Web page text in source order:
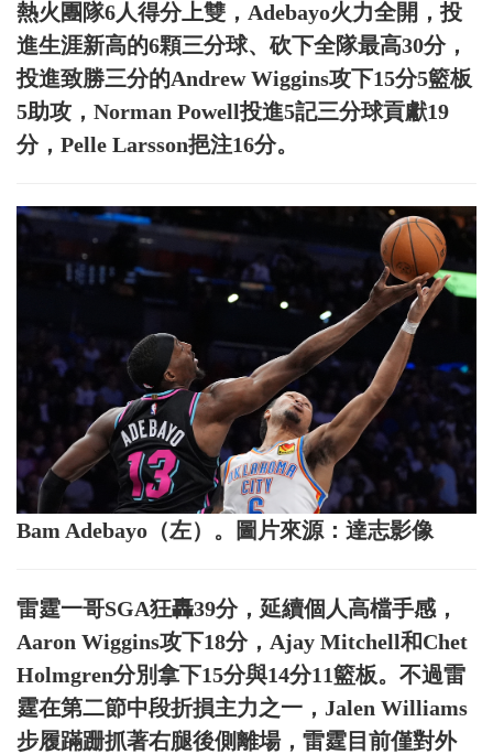
熱火團隊6人得分上雙，Adebayo火力全開，投
進生涯新高的6顆三分球、砍下全隊最高30分，
投進致勝三分的Andrew Wiggins攻下15分5籃板
5助攻，Norman Powell投進5記三分球貢獻19
分，Pelle Larsson挹注16分。
Bam Adebayo（左）。圖片來源：達志影像
雷霆一哥SGA狂轟39分，延續個人高檔手感，
Aaron Wiggins攻下18分，Ajay Mitchell和Chet
Holmgren分別拿下15分與14分11籃板。不過雷
霆在第二節中段折損主力之一，Jalen Williams
步履蹣跚抓著右腿後側離場，雷霆目前僅對外